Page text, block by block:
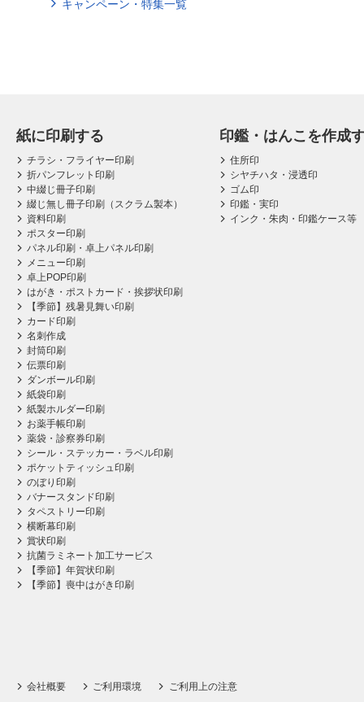
キャンペーン・特集一覧
紙に印刷する
チラシ・フライヤー印刷
折パンフレット印刷
中綴じ冊子印刷
綴じ無し冊子印刷（スクラム製本）
資料印刷
ポスター印刷
パネル印刷・卓上パネル印刷
メニュー印刷
卓上POP印刷
はがき・ポストカード・挨拶状印刷
【季節】残暑見舞い印刷
カード印刷
名刺作成
封筒印刷
伝票印刷
ダンボール印刷
紙袋印刷
紙製ホルダー印刷
お薬手帳印刷
薬袋・診察券印刷
シール・ステッカー・ラベル印刷
ポケットティッシュ印刷
のぼり印刷
バナースタンド印刷
タペストリー印刷
横断幕印刷
賞状印刷
抗菌ラミネート加工サービス
【季節】年賀状印刷
【季節】喪中はがき印刷
印鑑・はんこを作成
住所印
シヤチハタ・浸透印
ゴム印
印鑑・実印
インク・朱肉・印鑑ケース等
会社概要 ご利用環境 ご利用上の注意